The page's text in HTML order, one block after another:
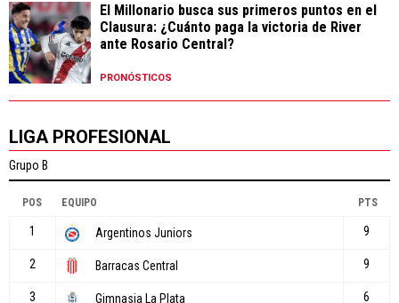
El Millonario busca sus primeros puntos en el
Clausura: ¿Cuánto paga la victoria de River
ante Rosario Central?
PRONÓSTICOS
LIGA PROFESIONAL